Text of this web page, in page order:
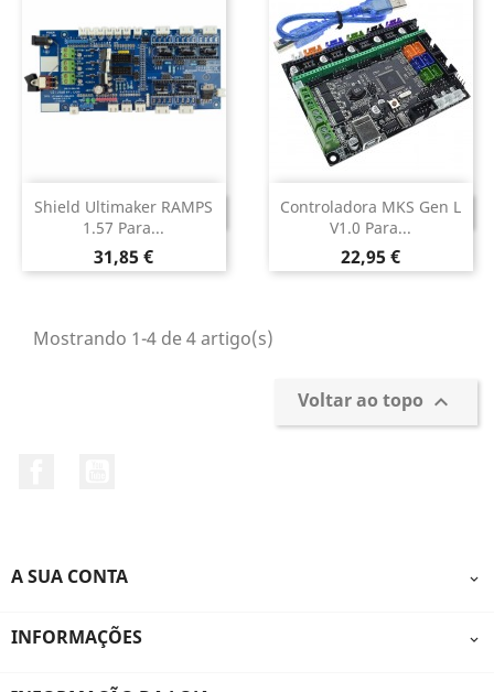
Shield Ultimaker RAMPS
1.57 Para...
Preço
31,85 €
DESCONTINUADO
Controladora MKS Gen L
V1.0 Para...
Preço
22,95 €
DESCONTINUADO
Mostrando 1-4 de 4 artigo(s)
Voltar ao topo 
A SUA CONTA 
INFORMAÇÕES 